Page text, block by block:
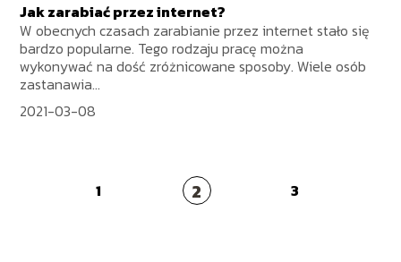
Jak zarabiać przez internet?
W obecnych czasach zarabianie przez internet stało się
bardzo popularne. Tego rodzaju pracę można
wykonywać na dość zróżnicowane sposoby. Wiele osób
zastanawia...
2021-03-08
1 2 3